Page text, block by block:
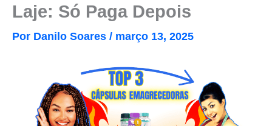
Laje: Só Paga Depois
Por Danilo Soares / março 13, 2025